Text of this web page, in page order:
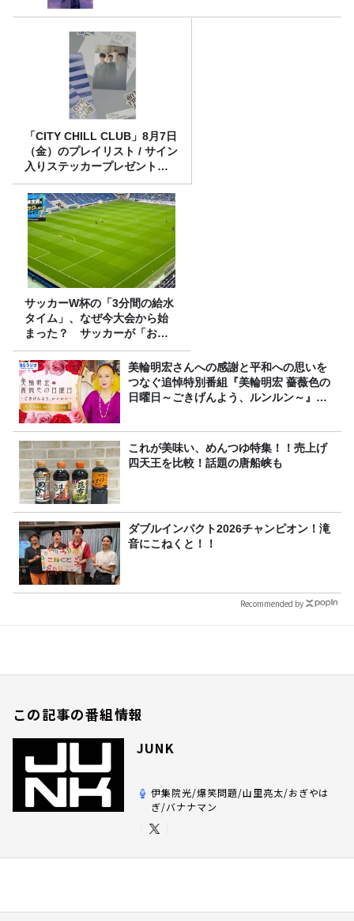
「CITY CHILL CLUB」8月7日
（金）のプレイリスト / サイン
入りステッカープレゼント有
り
サッカーW杯の「3分間の給水
タイム」、なぜ今大会から始
まった？ サッカーが「お
金」に変わる仕組み
美輪明宏さんへの感謝と平和への思いを
つなぐ追悼特別番組『美輪明宏 薔薇色の
日曜日～ごきげんよう、ルンルン～』
これが美味い、めんつゆ特集！！売上げ
四天王を比較！話題の唐船峡も
ダブルインパクト2026チャンピオン！滝
音にこねくと！！
Recommended by
この記事の番組情報
JUNK
伊集院光/爆笑問題/山里亮太/おぎやは
ぎ/バナナマン